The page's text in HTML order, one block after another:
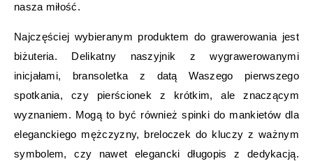
nasza miłość.
Najczęściej wybieranym produktem do grawerowania jest
biżuteria. Delikatny naszyjnik z wygrawerowanymi
inicjałami, bransoletka z datą Waszego pierwszego
spotkania, czy pierścionek z krótkim, ale znaczącym
wyznaniem. Mogą to być również spinki do mankietów dla
eleganckiego mężczyzny, breloczek do kluczy z ważnym
symbolem, czy nawet elegancki długopis z dedykacją.